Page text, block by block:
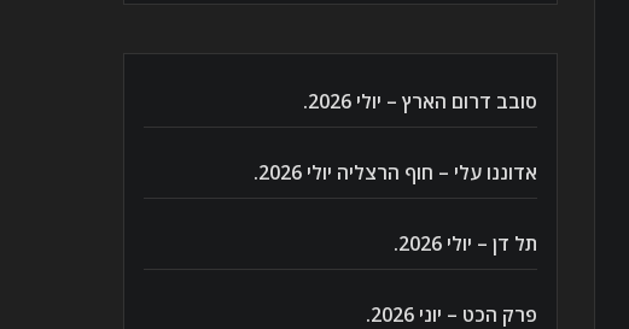
סובב דרום הארץ – יולי 2026.
אדוננו עלי – חוף הרצליה יולי 2026.
תל דן – יולי 2026.
פרק הכט – יוני 2026.